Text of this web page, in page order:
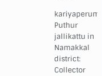
kariyaperumal
Puthur
jallikattu in
Namakkal
district:
Collector